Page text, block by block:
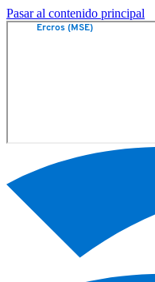
Pasar al contenido principal